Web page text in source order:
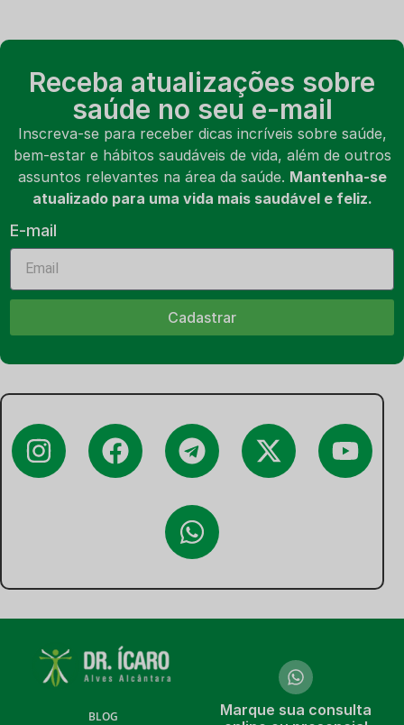
Receba atualizações sobre
saúde no seu e-mail
Inscreva-se para receber dicas incríveis sobre saúde,
bem-estar e hábitos saudáveis de vida, além de outros
assuntos relevantes na área da saúde. Mantenha-se
atualizado para uma vida mais saudável e feliz.
E-mail
Cadastrar
BLOG
Marque sua consulta